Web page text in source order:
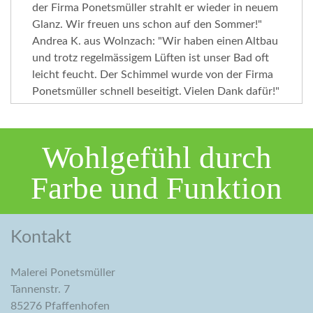
der Firma Ponetsmüller strahlt er wieder in neuem
Glanz. Wir freuen uns schon auf den Sommer!"
Andrea K. aus Wolnzach: "Wir haben einen Altbau
und trotz regelmässigem Lüften ist unser Bad oft
leicht feucht. Der Schimmel wurde von der Firma
Ponetsmüller schnell beseitigt. Vielen Dank dafür!"
Wohlgefühl durch
Farbe und Funktion
Kontakt
Malerei Ponetsmüller
Tannenstr. 7
85276 Pfaffenhofen